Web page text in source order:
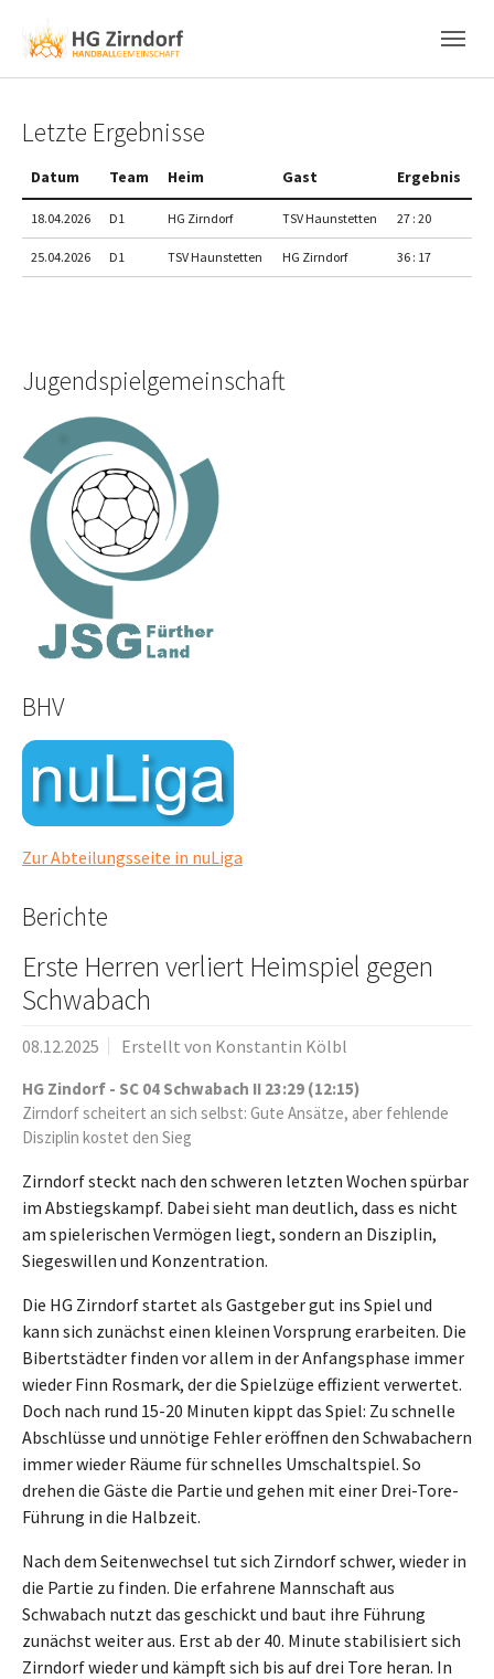
Letzte Ergebnisse
Datum Team Heim Gast Ergebnis
18.04.2026 D1 HG Zirndorf TSV Haunstetten 27 : 20
25.04.2026 D1 TSV Haunstetten HG Zirndorf 36 : 17
Jugendspielgemeinschaft
BHV
Zur Abteilungsseite in nuLiga
Berichte
Erste Herren verliert Heimspiel gegen
Schwabach
08.12.2025 Erstellt von Konstantin Kölbl
HG Zindorf - SC 04 Schwabach II 23:29 (12:15)
Zirndorf scheitert an sich selbst: Gute Ansätze, aber fehlende
Disziplin kostet den Sieg
Zirndorf steckt nach den schweren letzten Wochen spürbar
im Abstiegskampf. Dabei sieht man deutlich, dass es nicht
am spielerischen Vermögen liegt, sondern an Disziplin,
Siegeswillen und Konzentration.
Die HG Zirndorf startet als Gastgeber gut ins Spiel und
kann sich zunächst einen kleinen Vorsprung erarbeiten. Die
Bibertstädter finden vor allem in der Anfangsphase immer
wieder Finn Rosmark, der die Spielzüge effizient verwertet.
Doch nach rund 15-20 Minuten kippt das Spiel: Zu schnelle
Abschlüsse und unnötige Fehler eröffnen den Schwabachern
immer wieder Räume für schnelles Umschaltspiel. So
drehen die Gäste die Partie und gehen mit einer Drei-Tore-
Führung in die Halbzeit.
Nach dem Seitenwechsel tut sich Zirndorf schwer, wieder in
die Partie zu finden. Die erfahrene Mannschaft aus
Schwabach nutzt das geschickt und baut ihre Führung
zunächst weiter aus. Erst ab der 40. Minute stabilisiert sich
Zirndorf wieder und kämpft sich bis auf drei Tore heran. In